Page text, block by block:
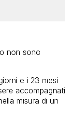
non sono
e i 23 mesi
accompagnati
misura di un